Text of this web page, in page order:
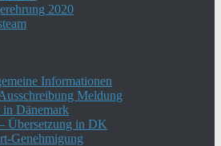
2020
Informationen
Meldung
in Dänemark
Übersetzung in DK
Genehmigung